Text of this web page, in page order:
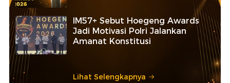
IM57+ Sebut Hoegeng Awards
Jadi Motivasi Polri Jalankan
Amanat Konstitusi
Lihat Selengkapnya